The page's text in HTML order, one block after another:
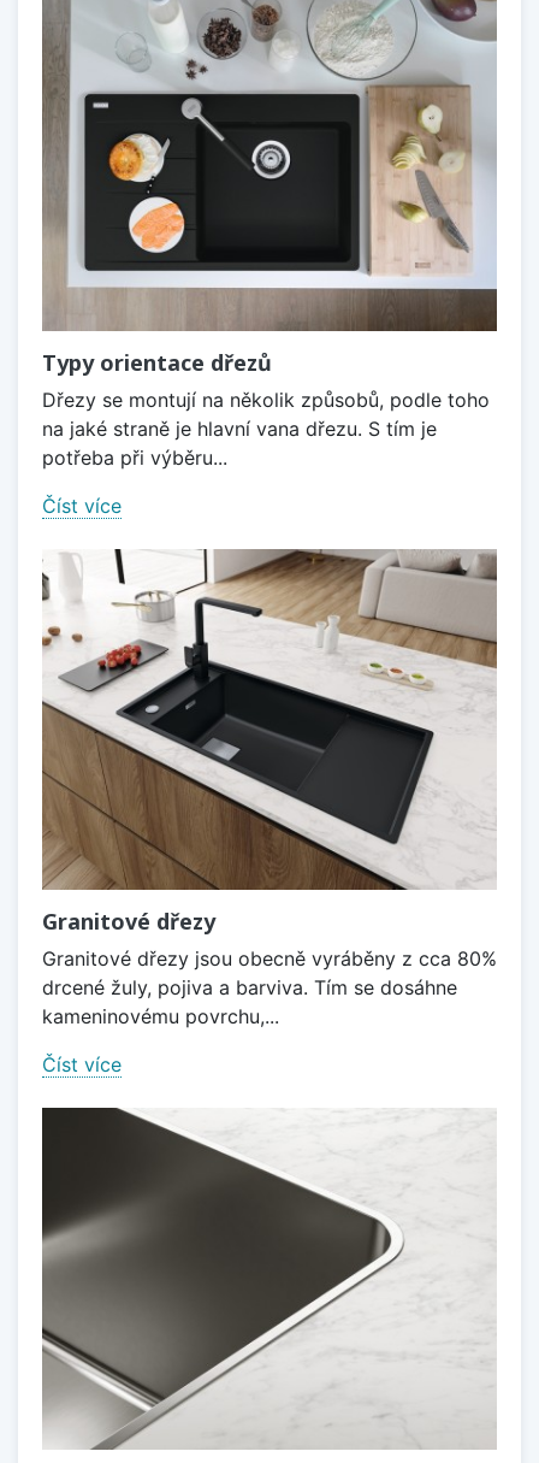
Typy orientace dřezů
Dřezy se montují na několik způsobů, podle toho
na jaké straně je hlavní vana dřezu. S tím je
potřeba při výběru...
Číst více
Granitové dřezy
Granitové dřezy jsou obecně vyráběny z cca 80%
drcené žuly, pojiva a barviva. Tím se dosáhne
kameninovému povrchu,...
Číst více